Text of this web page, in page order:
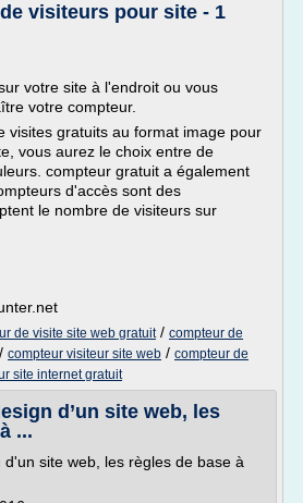
visiteurs pour site - 1
votre site à l'endroit ou vous
votre compteur.
visites gratuits au format image pour
vous aurez le choix entre de
compteur gratuit a également
d'accès sont des
le nombre de visiteurs sur
de visite site web gratuit/ compteur de
compteur visiteur site web / compteur de
site internet gratuit
d’un site web, les
...
site web, les règles de base à